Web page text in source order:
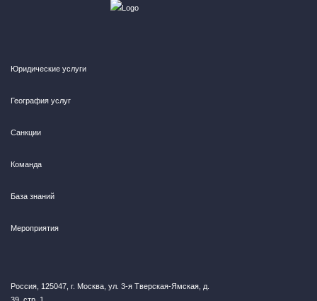
Юридические услуги
География услуг
Санкции
Команда
База знаний
Мероприятия
Россия, 125047, г. Москва, ул. 3-я Тверская-Ямская, д.